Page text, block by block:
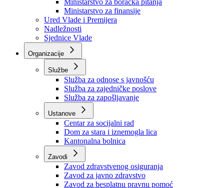
Ministarstvo za obrazovanje, mlade, nauku,
i sport
Ministarstvo za boračka pitanja
Ministarstvo za finansije
Ured Vlade i Premijera
Nadležnosti
Sjednice Vlade
Organizacije
Službe
Služba za odnose s javnošću
Služba za zajedničke poslove
Služba za zapošljavanje
Ustanove
Centar za socijalni rad
Dom za stara i iznemogla lica
Kantonalna bolnica
Zavodi